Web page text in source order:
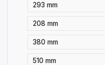
293 mm
208 mm
380 mm
510 mm